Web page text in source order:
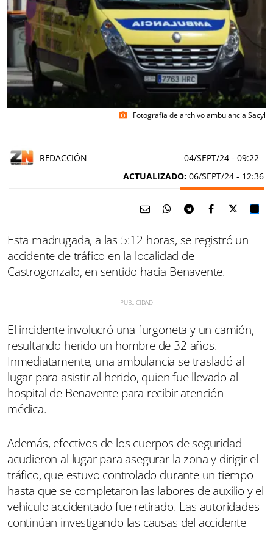
photo_camera Fotografía de archivo ambulancia Sacyl
REDACCIÓN 04/SEPT/24 - 09:22
ACTUALIZADO: 06/SEPT/24 - 12:36
Esta madrugada, a las 5:12 horas, se registró un
accidente de tráfico en la localidad de
Castrogonzalo, en sentido hacia Benavente.
El incidente involucró una furgoneta y un camión,
resultando herido un hombre de 32 años.
Inmediatamente, una ambulancia se trasladó al
lugar para asistir al herido, quien fue llevado al
hospital de Benavente para recibir atención
médica.
Además, efectivos de los cuerpos de seguridad
acudieron al lugar para asegurar la zona y dirigir el
tráfico, que estuvo controlado durante un tiempo
hasta que se completaron las labores de auxilio y el
vehículo accidentado fue retirado. Las autoridades
continúan investigando las causas del accidente